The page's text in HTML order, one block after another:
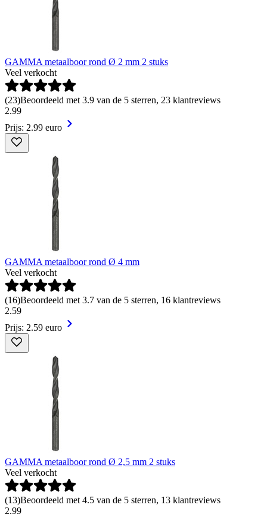
GAMMA metaalboor rond Ø 2 mm 2 stuks
Veel verkocht
(23)Beoordeeld met 3.9 van de 5 sterren, 23 klantreviews
2.99
Prijs: 2.99 euro
GAMMA metaalboor rond Ø 4 mm
Veel verkocht
(16)Beoordeeld met 3.7 van de 5 sterren, 16 klantreviews
2.59
Prijs: 2.59 euro
GAMMA metaalboor rond Ø 2,5 mm 2 stuks
Veel verkocht
(13)Beoordeeld met 4.5 van de 5 sterren, 13 klantreviews
2.99